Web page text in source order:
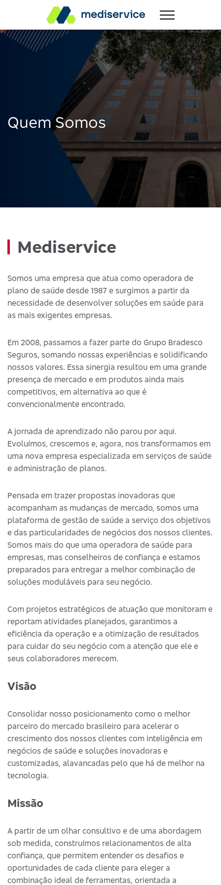
Quem Somos
Mediservice
Somos uma empresa que atua como operadora de
plano de saúde desde 1987 e surgimos a partir da
necessidade de desenvolver soluções em saúde para
as mais exigentes empresas.
Em 2008, passamos a fazer parte do Grupo Bradesco
Seguros, somando nossas experiências e solidificando
nossos valores. Essa sinergia resultou em uma grande
presença de mercado e em produtos ainda mais
competitivos, em alternativa ao que é
convencionalmente encontrado.
A jornada de aprendizado não parou por aqui.
Evoluímos, crescemos e, agora, nos transformamos em
uma nova empresa especializada em serviços de saúde
e administração de planos.
Pensada em trazer propostas inovadoras que
acompanham as mudanças de mercado, somos uma
plataforma de gestão de saúde a serviço dos objetivos
e das particularidades de negócios dos nossos clientes.
Somos mais do que uma operadora de saúde para
empresas, mas conselheiros de confiança e estamos
preparados para entregar a melhor combinação de
soluções moduláveis para seu negócio.
Com projetos estratégicos de atuação que monitoram e
reportam atividades planejados, garantimos a
eficiência da operação e a otimização de resultados
para cuidar do seu negócio com a atenção que ele e
seus colaboradores merecem.
Visão
Consolidar nosso posicionamento como o melhor
parceiro do mercado brasileiro para acelerar o
crescimento dos nossos clientes com inteligência em
negócios de saúde e soluções inovadoras e
customizadas, alavancadas pelo que há de melhor na
tecnologia.
Missão
A partir de um olhar consultivo e de uma abordagem
sob medida, construímos relacionamentos de alta
confiança, que permitem entender os desafios e
oportunidades de cada cliente para eleger a
combinação ideal de ferramentas, orientada a